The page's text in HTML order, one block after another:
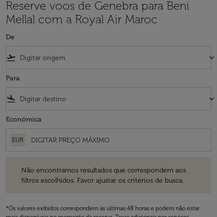
Reserve voos de Genebra para Beni
Mellal com a Royal Air Maroc
De
flight_takeoff keyboard_arrow_down
Para
flight_land keyboard_arrow_down
Econômica
EUR
Não encontramos resultados que correspondem aos
filtros escolhidos. Favor ajustar os critérios de busca.
*Os valores exibidos correspondem às últimas 48 horas e podem não estar